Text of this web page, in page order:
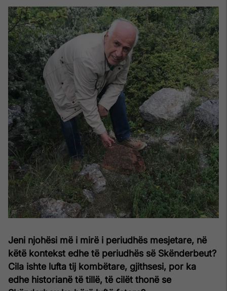
Jeni njohësi më i mirë i periudhës mesjetare, në
këtë kontekst edhe të periudhës së Skënderbeut?
Cila ishte lufta tij kombëtare, gjithsesi, por ka
edhe historianë të tillë, të cilët thonë se